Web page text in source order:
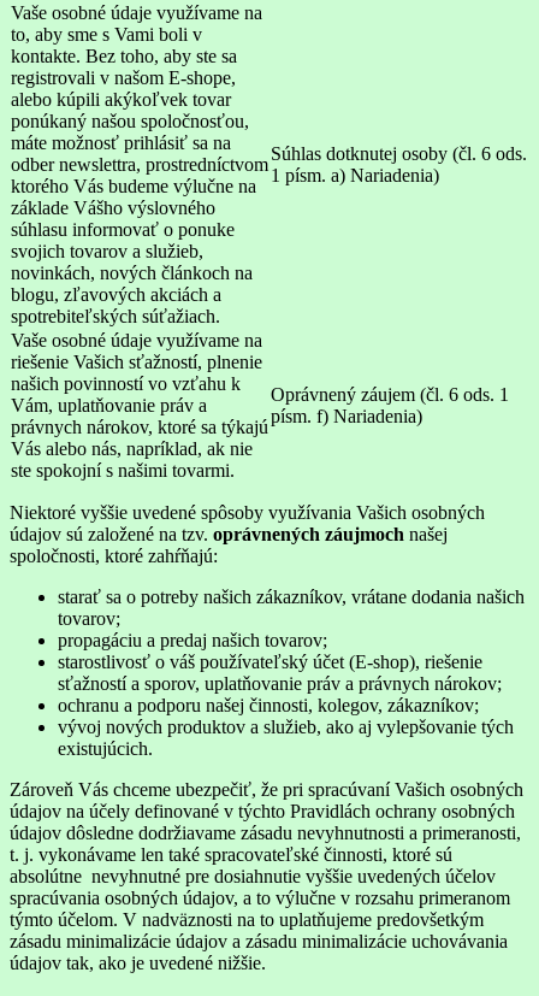
Vaše osobné údaje využívame na
to, aby sme s Vami boli v
kontakte. Bez toho, aby ste sa
registrovali v našom E-shope,
alebo kúpili akýkoľvek tovar
ponúkaný našou spoločnosťou,
máte možnosť prihlásiť sa na
odber newslettra, prostredníctvom
ktorého Vás budeme výlučne na
základe Vášho výslovného
súhlasu informovať o ponuke
svojich tovarov a služieb,
novinkách, nových článkoch na
blogu, zľavových akciách a
spotrebiteľských súťažiach.
Súhlas dotknutej osoby (čl. 6 ods.
1 písm. a) Nariadenia)
Vaše osobné údaje využívame na
riešenie Vašich sťažností, plnenie
našich povinností vo vzťahu k
Vám, uplatňovanie práv a
právnych nárokov, ktoré sa týkajú
Vás alebo nás, napríklad, ak nie
ste spokojní s našimi tovarmi.
Oprávnený záujem (čl. 6 ods. 1
písm. f) Nariadenia)
Niektoré vyššie uvedené spôsoby využívania Vašich osobných
údajov sú založené na tzv. oprávnených záujmoch našej
spoločnosti, ktoré zahŕňajú:
starať sa o potreby našich zákazníkov, vrátane dodania našich
tovarov;
propagáciu a predaj našich tovarov;
starostlivosť o váš používateľský účet (E-shop), riešenie
sťažností a sporov, uplatňovanie práv a právnych nárokov;
ochranu a podporu našej činnosti, kolegov, zákazníkov;
vývoj nových produktov a služieb, ako aj vylepšovanie tých
existujúcich.
Zároveň Vás chceme ubezpečiť, že pri spracúvaní Vašich osobných
údajov na účely definované v týchto Pravidlách ochrany osobných
údajov dôsledne dodržiavame zásadu nevyhnutnosti a primeranosti,
t. j. vykonávame len také spracovateľské činnosti, ktoré sú
absolútne nevyhnutné pre dosiahnutie vyššie uvedených účelov
spracúvania osobných údajov, a to výlučne v rozsahu primeranom
týmto účelom. V nadväznosti na to uplatňujeme predovšetkým
zásadu minimalizácie údajov a zásadu minimalizácie uchovávania
údajov tak, ako je uvedené nižšie.